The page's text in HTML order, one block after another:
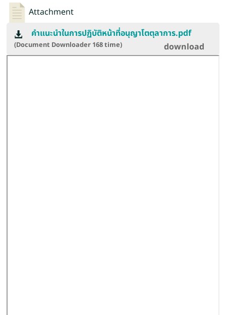
Attachment
คำแนะนำในการปฏิบัติหน้าที่อนุญาโตตุลาการ.pdf
(Document Downloader 168time)